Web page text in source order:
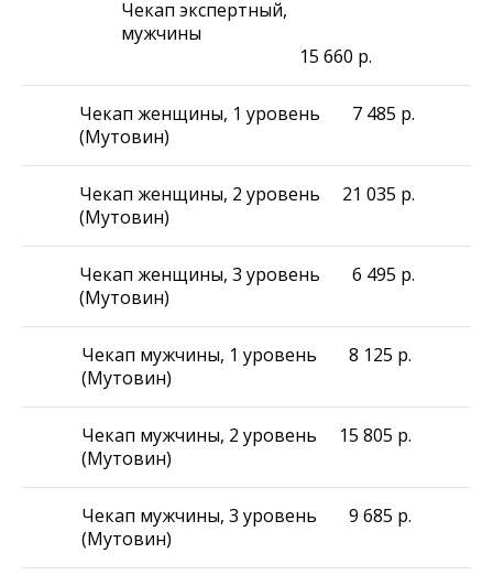
Чекап экспертный,
мужчины
15 660 р.
Чекап женщины, 1 уровень
(Мутовин)
7 485 р.
Чекап женщины, 2 уровень
(Мутовин)
21 035 р.
Чекап женщины, 3 уровень
(Мутовин)
6 495 р.
Чекап мужчины, 1 уровень
(Мутовин)
8 125 р.
Чекап мужчины, 2 уровень
(Мутовин)
15 805 р.
Чекап мужчины, 3 уровень
(Мутовин)
9 685 р.